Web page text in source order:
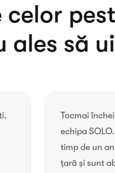
ales să
Tocmai
echipa
timp de un
țară și sunt